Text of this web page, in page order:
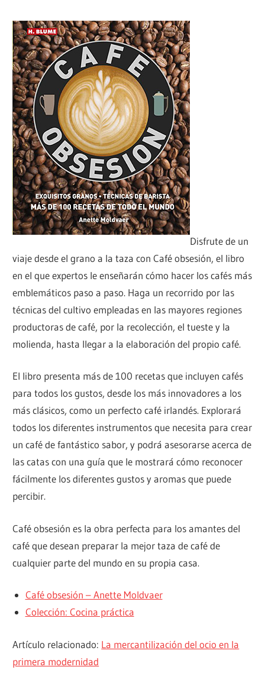
Disfrute de un
viaje desde el grano a la taza con Café obsesión, el libro
en el que expertos le enseñarán cómo hacer los cafés más
emblemáticos paso a paso. Haga un recorrido por las
técnicas del cultivo empleadas en las mayores regiones
productoras de café, por la recolección, el tueste y la
molienda, hasta llegar a la elaboración del propio café.
El libro presenta más de 100 recetas que incluyen cafés
para todos los gustos, desde los más innovadores a los
más clásicos, como un perfecto café irlandés. Explorará
todos los diferentes instrumentos que necesita para crear
un café de fantástico sabor, y podrá asesorarse acerca de
las catas con una guía que le mostrará cómo reconocer
fácilmente los diferentes gustos y aromas que puede
percibir.
Café obsesión es la obra perfecta para los amantes del
café que desean preparar la mejor taza de café de
cualquier parte del mundo en su propia casa.
Café obsesión – Anette Moldvaer
Colección: Cocina práctica
Artículo relacionado: La mercantilización del ocio en la
primera modernidad